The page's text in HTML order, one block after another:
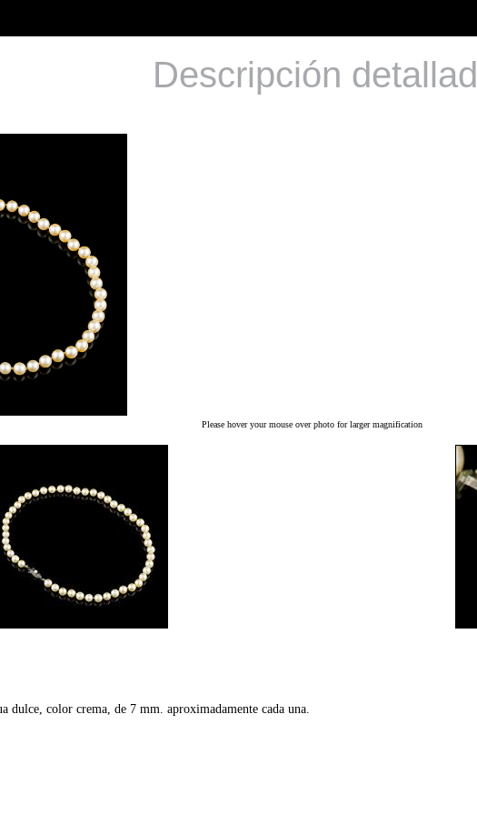
Descripción
Please hover your mouse over photo for larger magnification
dulce, color crema, de 7 mm. aproximadamente cada una.